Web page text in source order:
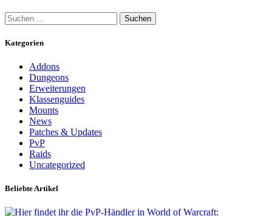
S
u
c
Kategorien
Addons
Dungeons
Erweiterungen
Klassenguides
Mounts
News
Patches & Updates
PvP
Raids
Uncategorized
Beliebte Artikel